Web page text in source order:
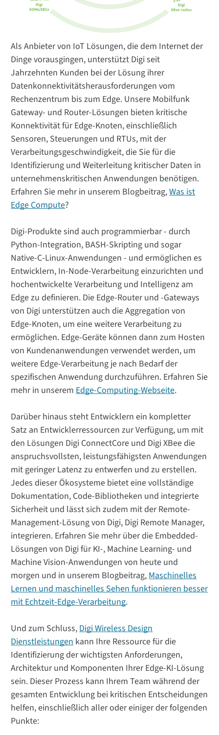
Als Anbieter von IoT Lösungen, die dem Internet der
Dinge vorausgingen, unterstützt Digi seit
Jahrzehnten Kunden bei der Lösung ihrer
Datenkonnektivitätsherausforderungen vom
Rechenzentrum bis zum Edge. Unsere Mobilfunk
Gateway- und Router-Lösungen bieten kritische
Konnektivität für Edge-Knoten, einschließlich
Sensoren, Steuerungen und RTUs, mit der
Verarbeitungsgeschwindigkeit, die Sie für die
Identifizierung und Weiterleitung kritischer Daten in
unternehmenskritischen Anwendungen benötigen.
Erfahren Sie mehr in unserem Blogbeitrag,Was ist
Edge Compute?
Digi-Produkte sind auch programmierbar - durch
Python-Integration, BASH-Skripting und sogar
Native-C-Linux-Anwendungen - und ermöglichen es
Entwicklern, In-Node-Verarbeitung einzurichten und
hochentwickelte Verarbeitung und Intelligenz am
Edge zu definieren. Die Edge-Router und -Gateways
von Digi unterstützen auch die Aggregation von
Edge-Knoten, um eine weitere Verarbeitung zu
ermöglichen. Edge-Geräte können dann zum Hosten
von Kundenanwendungen verwendet werden, um
weitere Edge-Verarbeitung je nach Bedarf der
spezifischen Anwendung durchzuführen. Erfahren Sie
mehr in unserem Edge-Computing-Webseite.
Darüber hinaus steht Entwicklern ein kompletter
Satz an Entwicklerressourcen zur Verfügung, um mit
den Lösungen Digi ConnectCore und Digi XBee die
anspruchsvollsten, leistungsfähigsten Anwendungen
mit geringer Latenz zu entwerfen und zu erstellen.
Jedes dieser Ökosysteme bietet eine vollständige
Dokumentation, Code-Bibliotheken und integrierte
Sicherheit und lässt sich zudem mit der Remote-
Management-Lösung von Digi, Digi Remote Manager,
integrieren. Erfahren Sie mehr über die Embedded-
Lösungen von Digi für KI-, Machine Learning- und
Machine Vision-Anwendungen von heute und
morgen und in unserem Blogbeitrag, Maschinelles
Lernen und maschinelles Sehen funktionieren besser
mit Echtzeit-Edge-Verarbeitung.
Und zum Schluss, Digi Wireless Design
Dienstleistungen kann Ihre Ressource für die
Identifizierung der wichtigsten Anforderungen,
Architektur und Komponenten Ihrer Edge-KI-Lösung
sein. Dieser Prozess kann Ihrem Team während der
gesamten Entwicklung bei kritischen Entscheidungen
helfen, einschließlich aller oder einiger der folgenden
Punkte: